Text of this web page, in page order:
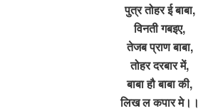
पुत्र तोहर ई बाबा,
विनती गबइए,
तेजब प्राण बाबा,
तोहर दरबार में,
बाबा हौ बाबा की,
लिख ल कपार मे।।